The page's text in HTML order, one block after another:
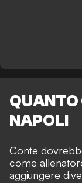
QUANTO
NAPOLI
Conte
come
aggiungere